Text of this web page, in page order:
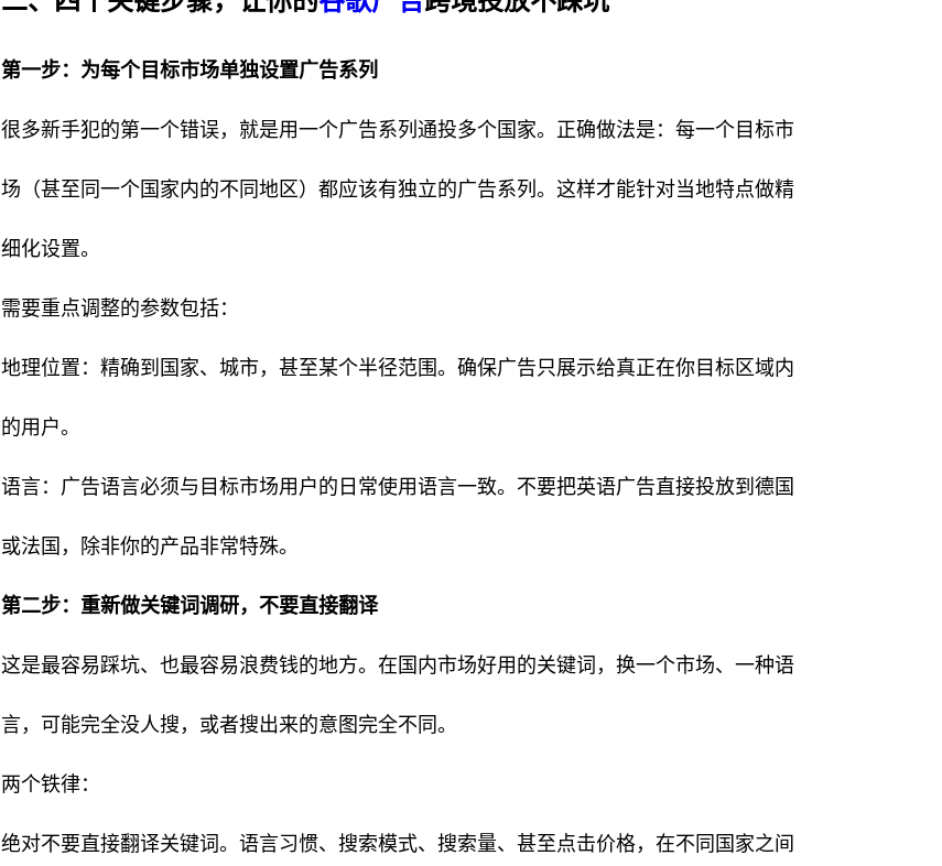
第一步：为每个目标市场单独设置广告系列
很多新手犯的第一个错误，就是用一个广告系列通投多个国家。正确做法是：每一个目标市
场（甚至同一个国家内的不同地区）都应该有独立的广告系列。这样才能针对当地特点做精
细化设置。
需要重点调整的参数包括：
地理位置：精确到国家、城市，甚至某个半径范围。确保广告只展示给真正在你目标区域内
的用户。
语言：广告语言必须与目标市场用户的日常使用语言一致。不要把英语广告直接投放到德国
或法国，除非你的产品非常特殊。
第二步：重新做关键词调研，不要直接翻译
这是最容易踩坑、也最容易浪费钱的地方。在国内市场好用的关键词，换一个市场、一种语
言，可能完全没人搜，或者搜出来的意图完全不同。
两个铁律：
绝对不要直接翻译关键词。语言习惯、搜索模式、搜索量、甚至点击价格，在不同国家之间